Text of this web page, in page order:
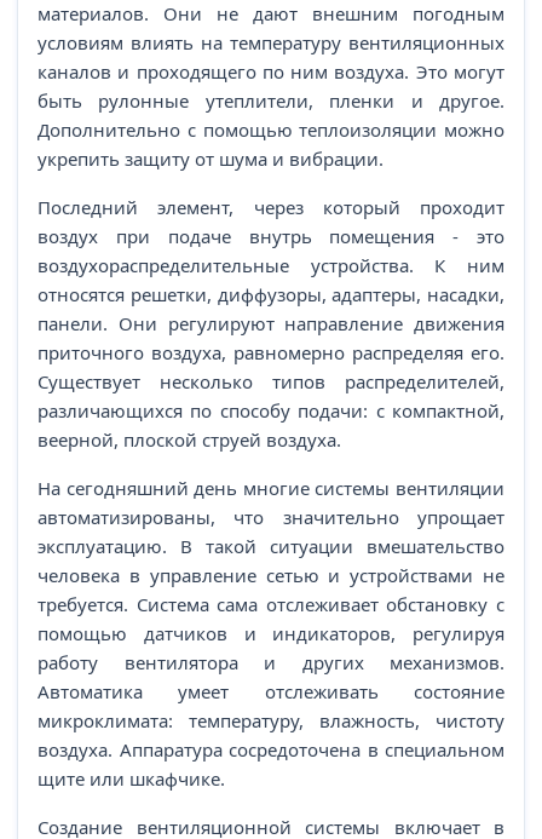
материалов. Они не дают внешним погодным
условиям влиять на температуру вентиляционных
каналов и проходящего по ним воздуха. Это могут
быть рулонные утеплители, пленки и другое.
Дополнительно с помощью теплоизоляции можно
укрепить защиту от шума и вибрации.
Последний элемент, через который проходит
воздух при подаче внутрь помещения - это
воздухораспределительные устройства. К ним
относятся решетки, диффузоры, адаптеры, насадки,
панели. Они регулируют направление движения
приточного воздуха, равномерно распределяя его.
Существует несколько типов распределителей,
различающихся по способу подачи: с компактной,
веерной, плоской струей воздуха.
На сегодняшний день многие системы вентиляции
автоматизированы, что значительно упрощает
эксплуатацию. В такой ситуации вмешательство
человека в управление сетью и устройствами не
требуется. Система сама отслеживает обстановку с
помощью датчиков и индикаторов, регулируя
работу вентилятора и других механизмов.
Автоматика умеет отслеживать состояние
микроклимата: температуру, влажность, чистоту
воздуха. Аппаратура сосредоточена в специальном
щите или шкафчике.
Создание вентиляционной системы включает в